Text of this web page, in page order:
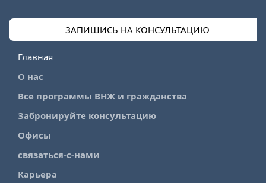
ЗАПИШИСЬ НА КОНСУЛЬТАЦИЮ
Главная
О нас
Все программы ВНЖ и гражданства
Забронируйте консультацию
Офисы
связаться-с-нами
Карьера